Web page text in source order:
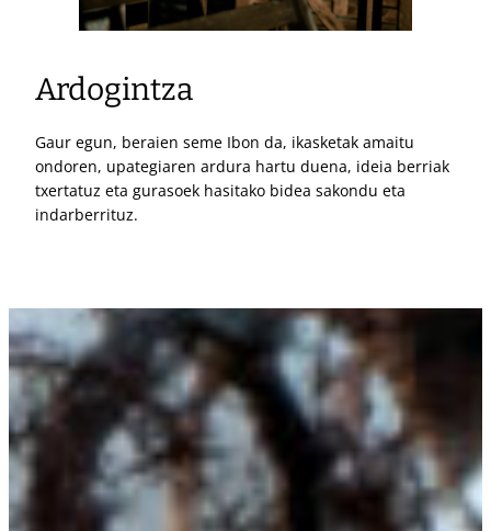
Ardogintza
Gaur egun, beraien seme Ibon da, ikasketak amaitu
ondoren, upategiaren ardura hartu duena, ideia berriak
txertatuz eta gurasoek hasitako bidea sakondu eta
indarberrituz.